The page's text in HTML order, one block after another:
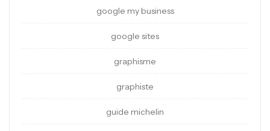
google my business
google sites
graphisme
graphiste
guide michelin